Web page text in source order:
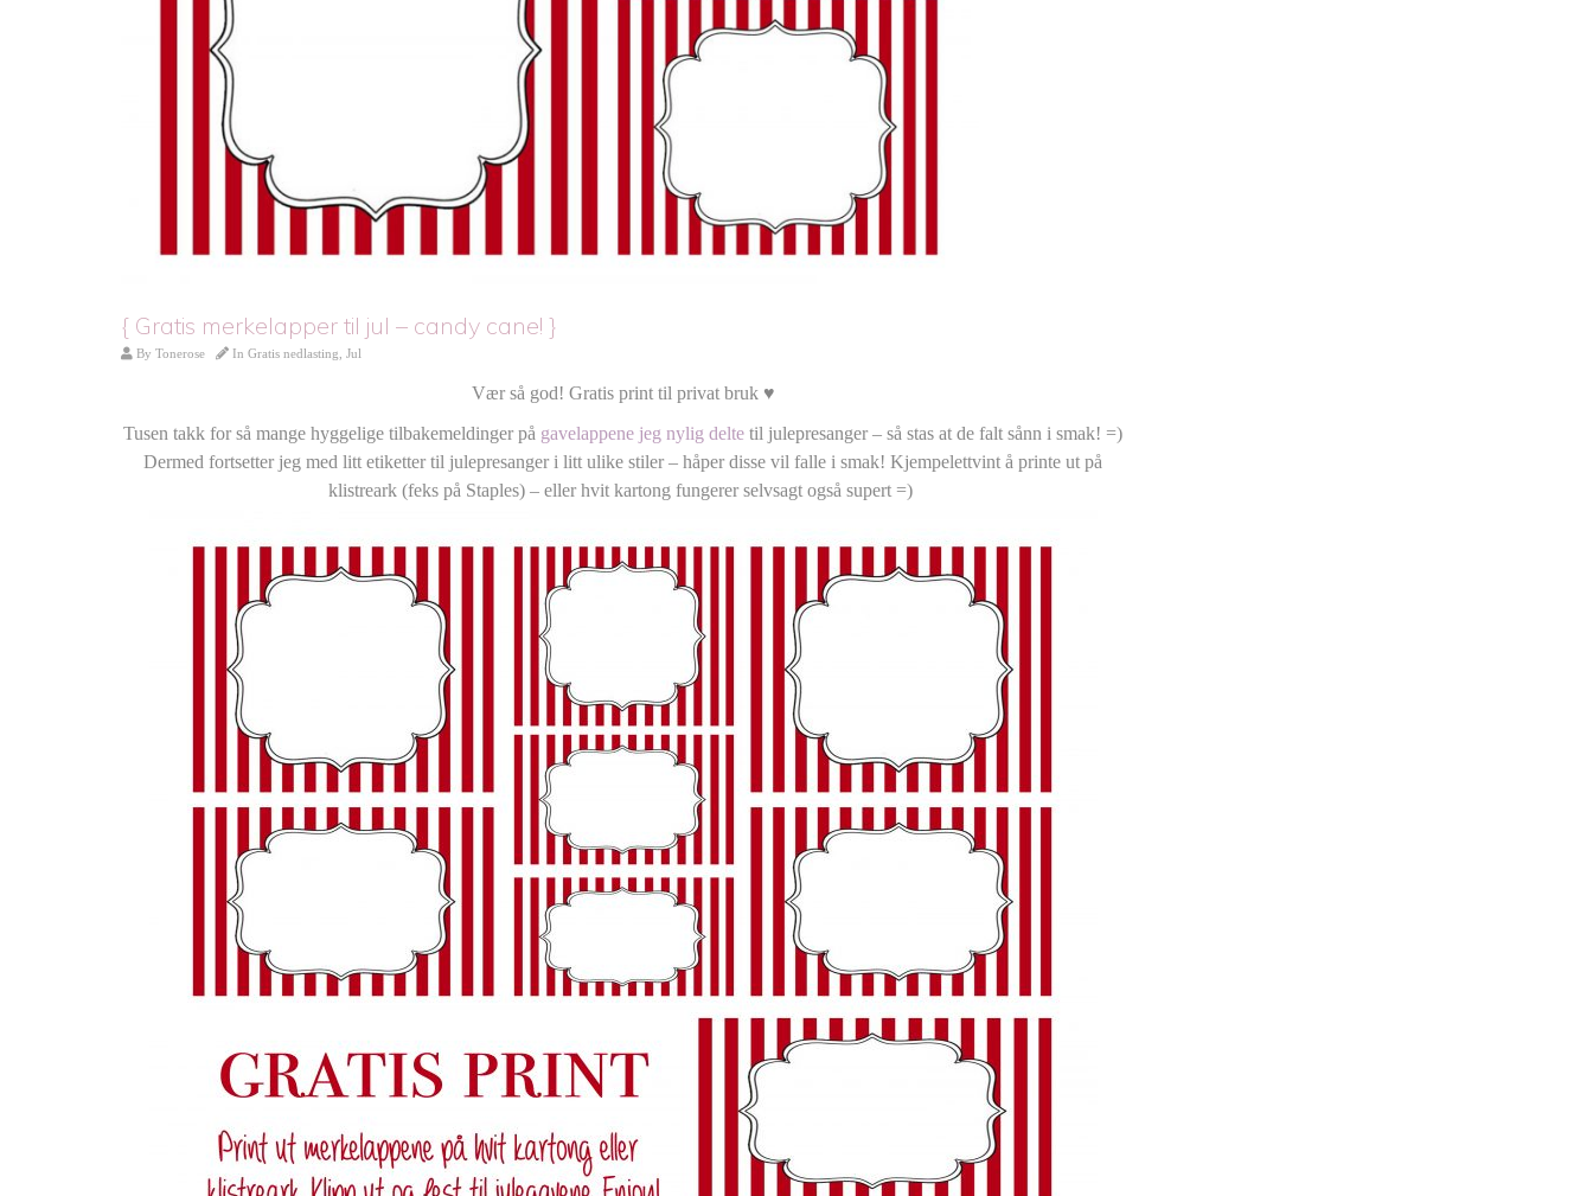
{ Gratis merkelapper til jul – candy cane! }
By Tonerose In Gratis nedlasting Jul
Vær så god! Gratis print til privat bruk ♥
Tusen takk for så mange hyggelige tilbakemeldinger på gavelappene jeg nylig delte til julepresanger – så stas at de falt sånn i smak! =)
Dermed fortsetter jeg med litt etiketter til julepresanger i litt ulike stiler – håper disse vil falle i smak! Kjempelettvint å printe ut på
klistreark (feks på Staples) – eller hvit kartong fungerer selvsagt også supert =)